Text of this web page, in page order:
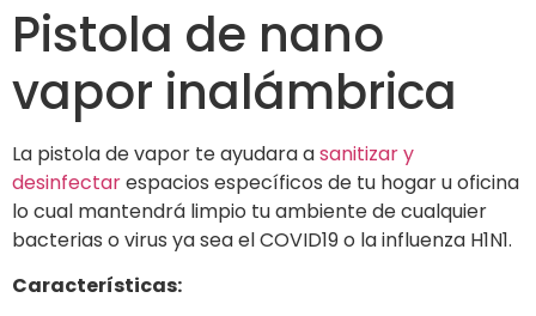
Pistola de nano
vapor inalámbrica
La pistola de vapor te ayudara asanitizar y
desinfectarespacios específicos de tu hogar u oficina
lo cual mantendrá limpio tu ambiente de cualquier
bacterias o virus ya sea el COVID19 o la influenza H1N1.
Características: